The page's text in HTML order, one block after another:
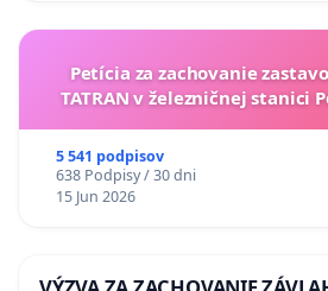
Petícia za zachovanie
TATRAN v železničnej stanici
5 541 podpisov
638 Podpisy / 30 dni
15 Jun 2026